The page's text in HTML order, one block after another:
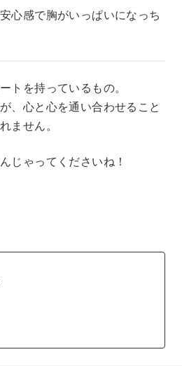
心感で胸がいっぱいになっち
トを持っているもの。
、心と心を通い合わせること
ません。
じゃってくださいね！